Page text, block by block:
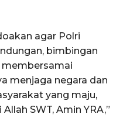
agar Polri
bimbingan
membersamai
menjaga negara dan
yang maju,
SWT, Amin YRA,”